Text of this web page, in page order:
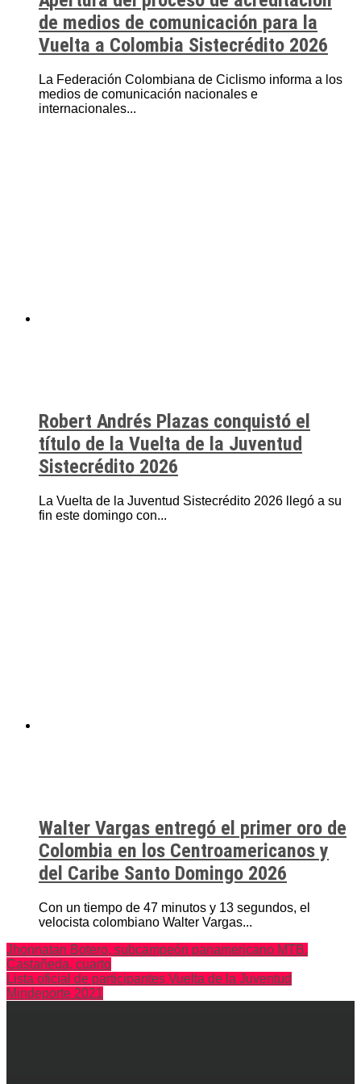
de medios de comunicación para la
Vuelta a Colombia Sistecrédito 2026
La Federación Colombiana de Ciclismo informa a los
medios de comunicación nacionales e
internacionales...
Robert Andrés Plazas conquistó el
título de la Vuelta de la Juventud
Sistecrédito 2026
La Vuelta de la Juventud Sistecrédito 2026 llegó a su
fin este domingo con...
Walter Vargas entregó el primer oro de
Colombia en los Centroamericanos y
del Caribe Santo Domingo 2026
Con un tiempo de 47 minutos y 13 segundos, el
velocista colombiano Walter Vargas...
Jhonnatan Botero, subcampeón panamericano MTB.
Castañeda, cuarto
Lista oficial de participantes Vuelta de la Juventud
Mindeporte 2021